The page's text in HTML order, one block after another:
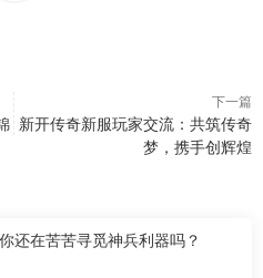
下一篇
新开传奇新服玩家交流：共筑传奇
梦，携手创辉煌
还在苦苦寻觅神兵利器吗？